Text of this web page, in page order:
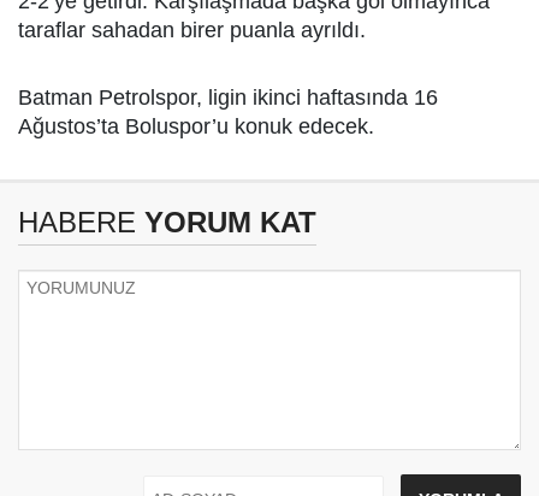
taraflar sahadan birer puanla ayrıldı.
Batman Petrolspor, ligin ikinci haftasında 16
Ağustos’ta Boluspor’u konuk edecek.
HABERE YORUM KAT